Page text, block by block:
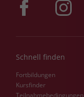
Schnell finden
Fortbildungen
Kursfinder
Teilnahmebedingungen